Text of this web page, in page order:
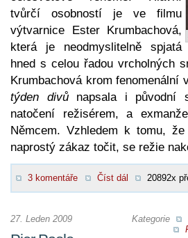
tvůrčí osobností je ve filmu
výtvarnice Ester Krumbachová,
která je neodmyslitelně spjatá
hned s celou řadou vrcholných
Krumbachová krom fenomenální
týden divůnapsala i původní
natočení režisérem, a
Němcem. Vzhledem k tomu,
naprostý zákaz točit, se režie
3 komentáře Číst dál 20892x
Kategorie
27. Leden 2009